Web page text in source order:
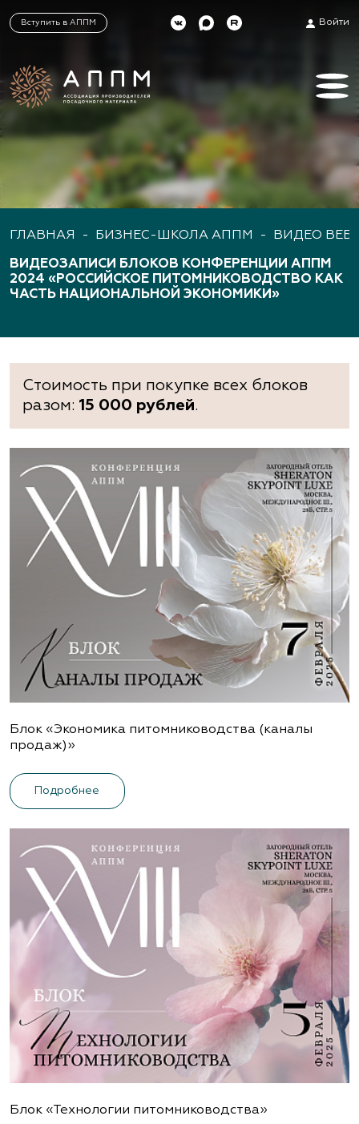
Вступить в АППМ Войти
ГЛАВНАЯ - БИЗНЕС-ШКОЛА АППМ - ВИДЕО
ВИДЕОЗАПИСИ БЛОКОВ КОНФЕРЕНЦИИ АППМ
2024 «РОССИЙСКОЕ ПИТОМНИКОВОДСТВО КАК
ЧАСТЬ НАЦИОНАЛЬНОЙ ЭКОНОМИКИ»
Стоимость при покупке всех блоков
разом: 15 000 рублей.
Блок «Экономика питомниководства (каналы
продаж)»
Подробнее
Блок «Технологии питомниководства»